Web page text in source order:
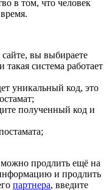
в том, что человек
вы выбираете
такая система работает
уникальный код, это
полученный код и
продлить ещё на
и продлить
партнера, введите